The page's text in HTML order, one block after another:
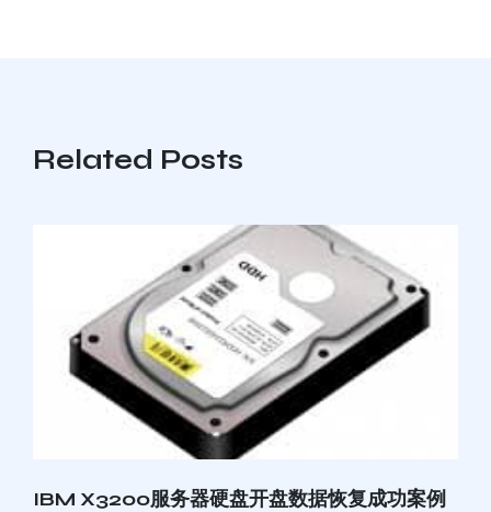
Related Posts
IBM X3200服务器硬盘开盘数据恢复成功案例